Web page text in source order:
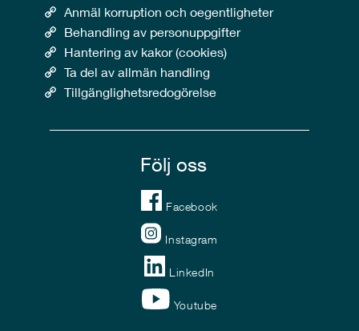
Anmäl korruption och oegentligheter
Behandling av personuppgifter
Hantering av kakor (cookies)
Ta del av allmän handling
Tillgänglighetsredogörelse
Följ oss
Facebook
Instagram
LinkedIn
Youtube